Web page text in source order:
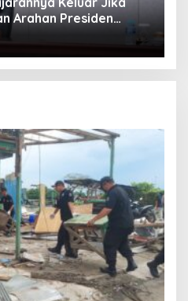
Arahan Presiden